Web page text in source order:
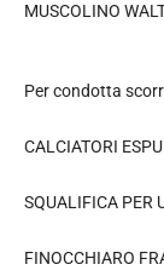
MUSCOLINO
Per condotta
CALCIATORI
SQUALIFICA PER
FINOCCHIARO